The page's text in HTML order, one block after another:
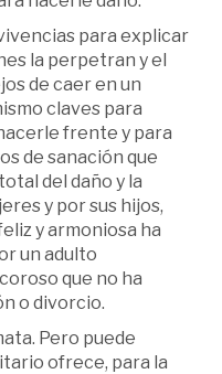
para explicar
la perpetran y el
de caer en un
claves para
frente y para
de sanación que
del daño y la
y por sus hijos,
y armoniosa ha
un adulto
que no ha
o divorcio.
Pero puede
ofrece, para la